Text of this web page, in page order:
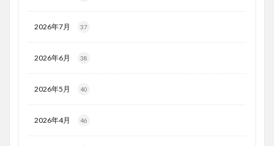
2026年7月 37
2026年6月 38
2026年5月 40
2026年4月 46